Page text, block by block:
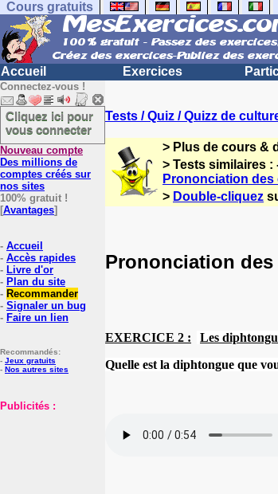
Cours gratuits
Accueil Exercices
Connectez-vous !
Cliquez ici pour
vous connecter
Nouveau compte
Des millions de
comptes créés sur
nos sites
100% gratuit !
[Avantages]
- Accueil
- Accès rapides
- Livre d'or
- Plan du site
- Recommander
- Signaler un bug
- Faire un lien
Recommandés:
- Jeux gratuits
- Nos autres sites
Publicités :
Tests / Quiz / Quizz de
> Plus de cours &
> Tests similaires :
Prononciation
> Double-cliquez
Prononciation
EXERCICE 2 : Les
Quelle est la diphtongue que